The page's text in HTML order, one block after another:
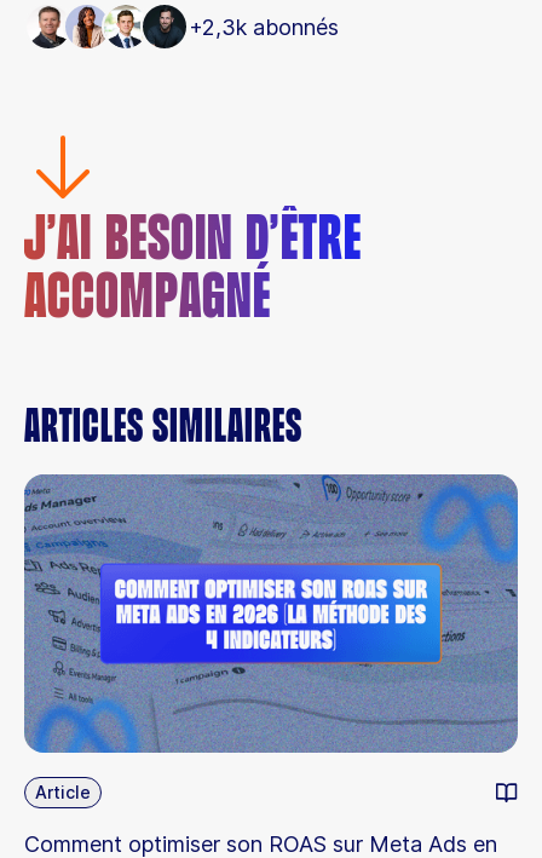
+2,3k abonnés
J’AI BESOIN D’ÊTRE
ACCOMPAGNÉ
Articles similaires
Article
Comment optimiser son ROAS sur Meta Ads en